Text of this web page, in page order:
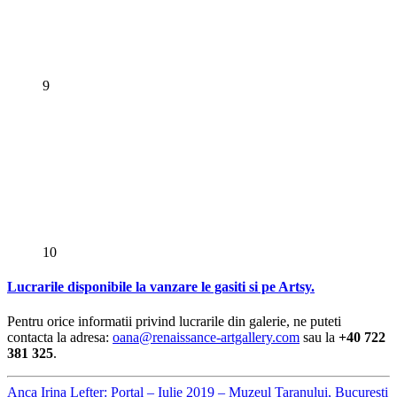
9
10
Lucrarile disponibile la vanzare le gasiti si pe Artsy.
Pentru orice informatii privind lucrarile din galerie, ne puteti
contacta la adresa: oana@renaissance-artgallery.com sau la +40 722
381 325.
Anca Irina Lefter: Portal – Iulie 2019 – Muzeul Taranului, Bucuresti